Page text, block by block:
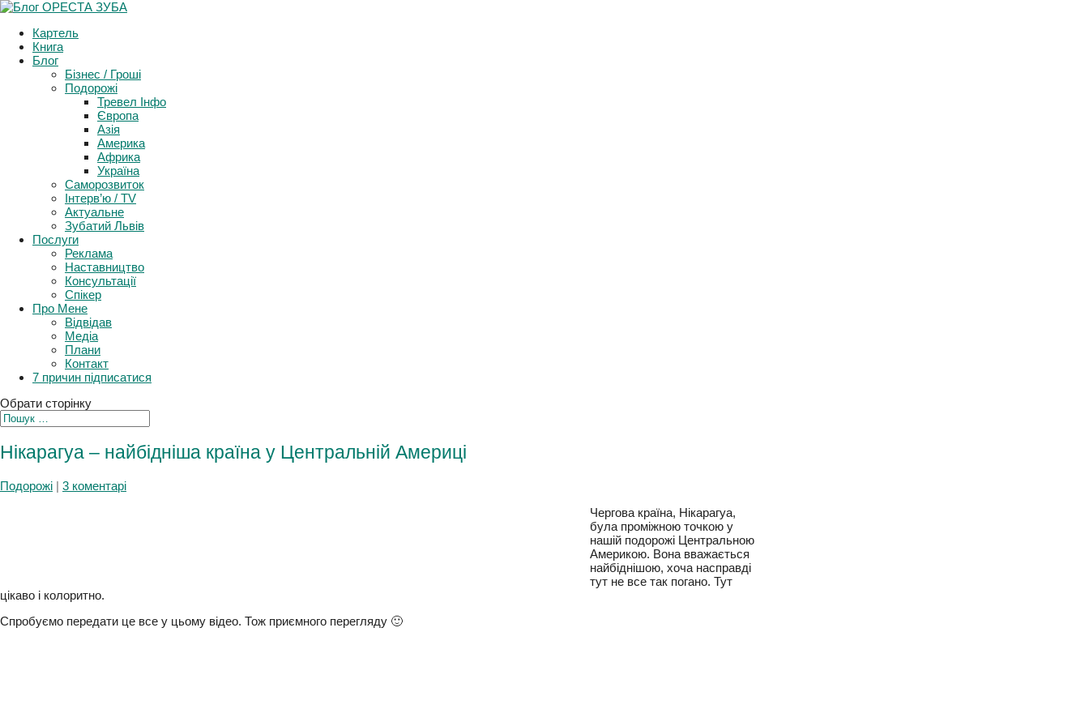
Картель
Книга
Блог
Бізнес / Гроші
Подорожі
Тревел Інфо
Європа
Азія
Америка
Африка
Україна
Саморозвиток
Інтерв’ю / TV
Актуальне
Зубатий Львів
Послуги
Реклама
Наставництво
Консультації
Спікер
Про Мене
Відвідав
Медіа
Плани
Контакт
7 причин підписатися
Обрати сторінку
Чергова країна, Нікарагуа,
була проміжною точкою у
нашій подорожі Центральною
Америкою. Вона вважається
цікаво і колоритно.